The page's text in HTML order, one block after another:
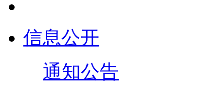
信息公开
通知公告